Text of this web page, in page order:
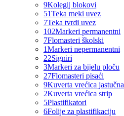
9Kolegij blokovi
51Teka meki uvez
7Teka tvrdi uvez
102Markeri permanentni
7Flomasteri školski
1Markeri nepermanentni
22Signiri
3Markeri za bijelu ploču
27Flomasteri pisaći
9Kuverta vrećica jastučna
2Kuverta vrećica strip
5Plastifikatori
6Folije za plastifikaciju